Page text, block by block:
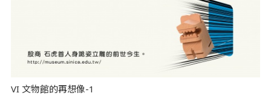
VI 文物館的再想像-1